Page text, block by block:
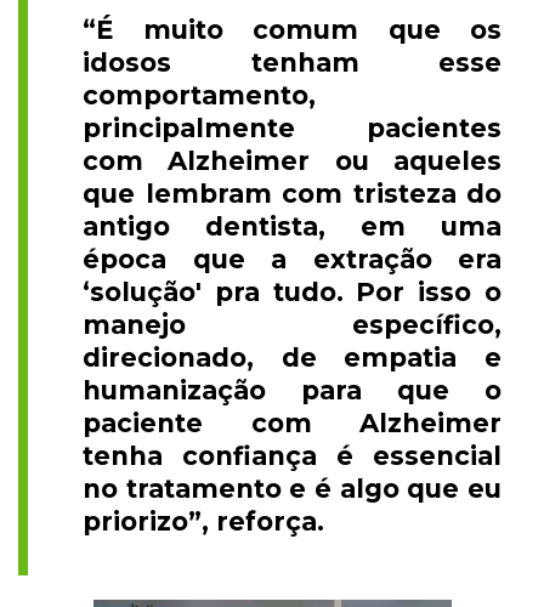
“É muito comum que os
idosos tenham esse
comportamento,
principalmente pacientes
com Alzheimer ou aqueles
que lembram com tristeza do
antigo dentista, em uma
época que a extração era
‘solução' pra tudo. Por isso o
manejo específico,
direcionado, de empatia e
humanização para que o
paciente com Alzheimer
tenha confiança é essencial
no tratamento e é algo que eu
priorizo”, reforça.